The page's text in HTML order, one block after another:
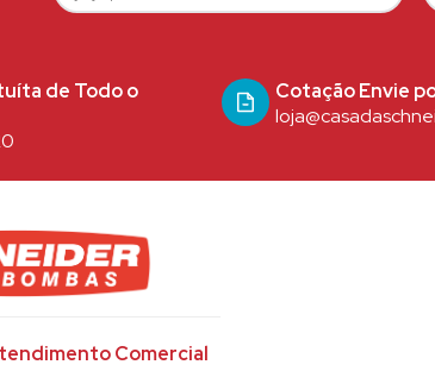
de Todo o
Cotação Envie
Comercial